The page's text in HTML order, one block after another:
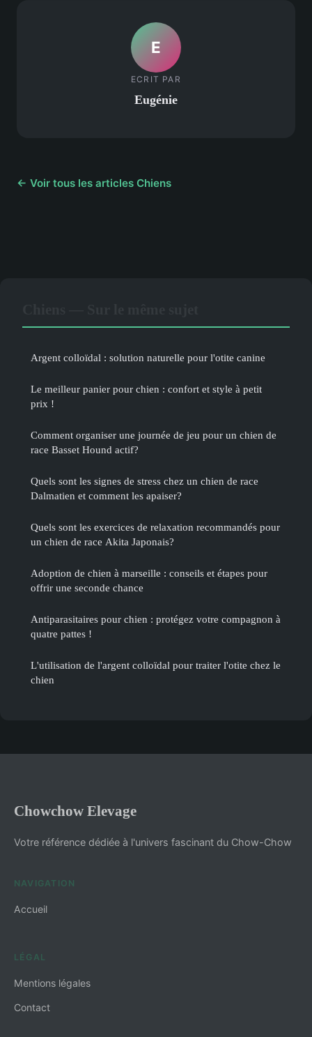
E
ECRIT PAR
Eugénie
← Voir tous les articles Chiens
Argent colloïdal : solution naturelle pour l'otite canine
Le meilleur panier pour chien : confort et style à petit
prix !
Comment organiser une journée de jeu pour un chien de
race Basset Hound actif?
Quels sont les signes de stress chez un chien de race
Dalmatien et comment les apaiser?
Quels sont les exercices de relaxation recommandés pour
un chien de race Akita Japonais?
Adoption de chien à marseille : conseils et étapes pour
offrir une seconde chance
Antiparasitaires pour chien : protégez votre compagnon à
quatre pattes !
L'utilisation de l'argent colloïdal pour traiter l'otite chez le
chien
Chowchow Elevage
Votre référence dédiée à l'univers fascinant du Chow-Chow
NAVIGATION
Accueil
LÉGAL
Mentions légales
Contact